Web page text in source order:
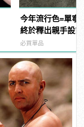
今年流行色=單
終於釋出親手設
板鞋！
必買單品